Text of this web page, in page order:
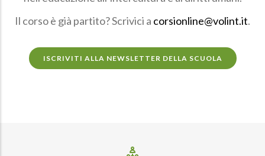
Il corso è già partito? Scrivici a corsionline@volint.it.
ISCRIVITI ALLA NEWSLETTER DELLA SCUOLA